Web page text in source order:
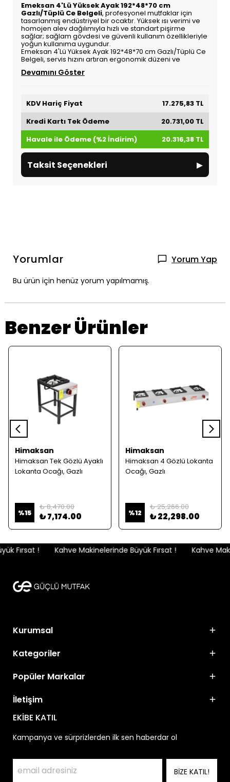
Emeksan 4'Lü Yüksek Ayak 192*48*70 cm
Gazlı/Tüplü Ce Belgeli, profesyonel mutfaklar için
tasarlanmış endüstriyel bir ocaktır. Yüksek ısı verimi ve
homojen alev dağılımıyla hızlı ve standart pişirme
sağlar; sağlam gövdesi ve güvenli kullanım özellikleriyle
yoğun kullanıma uygundur.
Emeksan 4'Lü Yüksek Ayak 192*48*70 cm Gazlı/Tüplü Ce
Belgeli, servis hızını artıran ergonomik düzeni ve
Devamını Göster
KDV Hariç Fiyat
17.275,83 TL
Kredi Kartı Tek Ödeme
20.731,00 TL
Havale ile Ödeme (%2 İndirim)
20.316,38 TL
Taksit Seçenekleri ▸
Yorumlar Yorum Yap
Bu ürün için henüz yorum yapılmamış.
Benzer Ürünler
Himaksan
Himaksan Tek Gözlü Ayaklı
Lokanta Ocağı, Gazlı
%15
₺ 8,470.00
₺ 7,174.00
Himaksan
Himaksan 4 Gözlü Lokanta
Ocağı, Gazlı
%12
₺ 25,266.00
₺ 22,298.00
Fırsat ! Kahve Makinelerinde Büyük Fırsat ! Kahve
Kurumsal
Kategoriler
Popüler Markalar
İletişim
EKİBE KATIL
Kampanya ve sürprizlerden ilk sen haberdar ol
BİZE KATIL!